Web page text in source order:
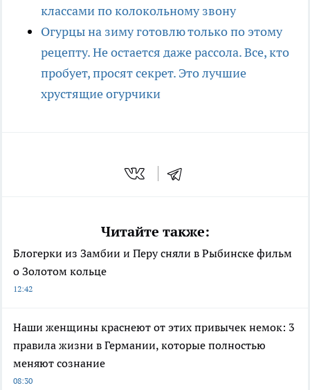
классами по колокольному звону
Огурцы на зиму готовлю только по этому
рецепту. Не остается даже рассола. Все, кто
пробует, просят секрет. Это лучшие
хрустящие огурчики
Читайте также:
Блогерки из Замбии и Перу сняли в Рыбинске фильм
о Золотом кольце
12:42
Наши женщины краснеют от этих привычек немок: 3
правила жизни в Германии, которые полностью
меняют сознание
08:30